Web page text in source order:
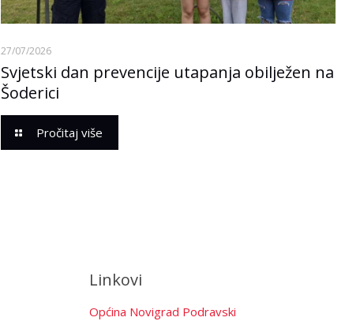
27/07/2026
Svjetski dan prevencije utapanja obilježen na
Šoderici
Pročitaj više
Linkovi
Općina Novigrad Podravski